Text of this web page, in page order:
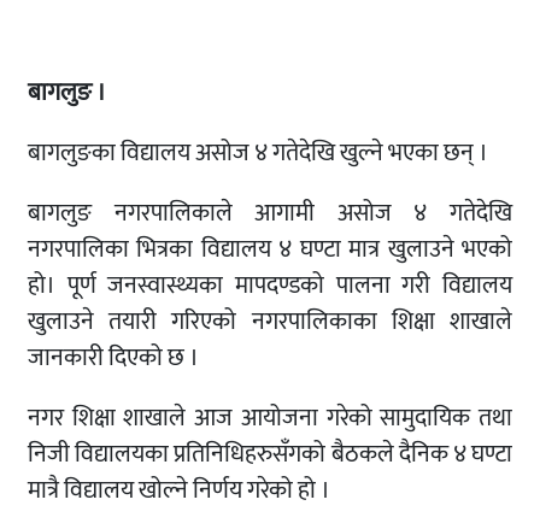
बागलुङ ।
बागलुङका विद्यालय असोज ४ गतेदेखि खुल्ने भएका छन् ।
बागलुङ नगरपालिकाले आगामी असोज ४ गतेदेखि
नगरपालिका भित्रका विद्यालय ४ घण्टा मात्र खुलाउने भएको
हो। पूर्ण जनस्वास्थ्यका मापदण्डको पालना गरी विद्यालय
खुलाउने तयारी गरिएको नगरपालिकाका शिक्षा शाखाले
जानकारी दिएको छ ।
नगर शिक्षा शाखाले आज आयोजना गरेको सामुदायिक तथा
निजी विद्यालयका प्रतिनिधिहरुसँगको बैठकले दैनिक ४ घण्टा
मात्रै विद्यालय खोल्ने निर्णय गरेको हो ।